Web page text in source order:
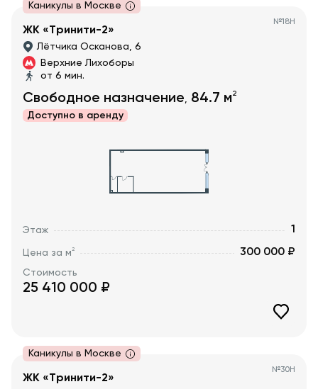
Каникулы в Москве
№18Н
ЖК «Тринити-2»
Лётчика Осканова, 6
Верхние Лихоборы
от 6 мин.
Свободное назначение, 84.7 м2
Доступно в аренду
Этаж 1
Цена за м2 300 000 ₽
Стоимость
25 410 000 ₽
Каникулы в Москве
№30Н
ЖК «Тринити-2»